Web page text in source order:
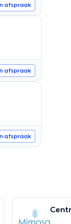
afspraak
afspraak
afspraak